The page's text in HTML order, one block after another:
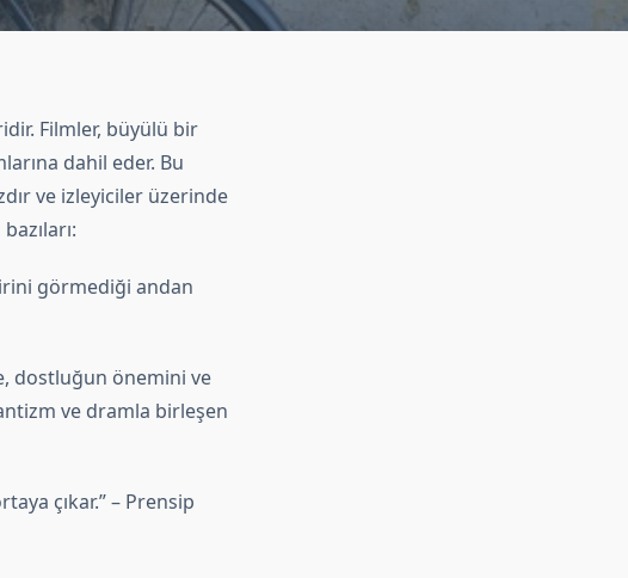
Filmler, büyülü bir
dahil eder. Bu
ve izleyiciler üzerinde
görmediği andan
dostluğun önemini ve
ve dramla birleşen
çıkar.” – Prensip